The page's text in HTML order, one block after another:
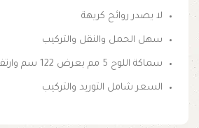
لا يصدر روائح كريهة
سهل الحمل والنقل والتركيب
سماكة اللوح 5 مم بعرض 122 سم وارتفاع 290 سم
السعر شامل التوريد والتركيب